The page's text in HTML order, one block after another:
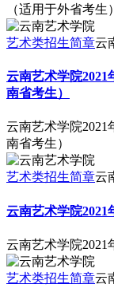
（适用于外省考生）
艺术类招生简章云
云南艺术学院
南省考生）
云南艺术学院2021
南省考生）
艺术类招生简章云
云南艺术学院2021
云南艺术学院2021
艺术类招生简章云